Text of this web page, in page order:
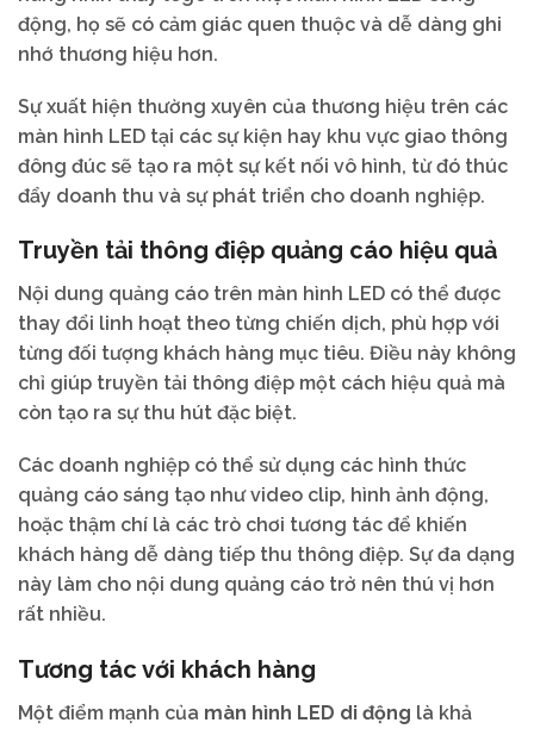
động, họ sẽ có cảm giác quen thuộc và dễ dàng ghi
nhớ thương hiệu hơn.
Sự xuất hiện thường xuyên của thương hiệu trên các
màn hình LED tại các sự kiện hay khu vực giao thông
đông đúc sẽ tạo ra một sự kết nối vô hình, từ đó thúc
đẩy doanh thu và sự phát triển cho doanh nghiệp.
Truyền tải thông điệp quảng cáo hiệu quả
Nội dung quảng cáo trên màn hình LED có thể được
thay đổi linh hoạt theo từng chiến dịch, phù hợp với
từng đối tượng khách hàng mục tiêu. Điều này không
chỉ giúp truyền tải thông điệp một cách hiệu quả mà
còn tạo ra sự thu hút đặc biệt.
Các doanh nghiệp có thể sử dụng các hình thức
quảng cáo sáng tạo như video clip, hình ảnh động,
hoặc thậm chí là các trò chơi tương tác để khiến
khách hàng dễ dàng tiếp thu thông điệp. Sự đa dạng
này làm cho nội dung quảng cáo trở nên thú vị hơn
rất nhiều.
Tương tác với khách hàng
Một điểm mạnh của màn hình LED di động là khả